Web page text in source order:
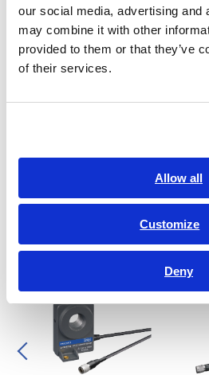
our social media, advertising and
may combine it with other
provided to them or that they’ve
of their services.
Allow all
Customize
Deny
形名（発注コード
CT9557
関連製品
Prev